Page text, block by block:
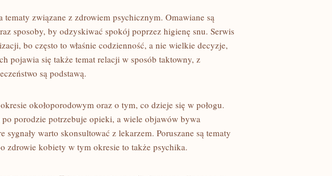
związane z zdrowiem psychicznym. Omawiane są
sposoby, by odzyskiwać spokój poprzez higienę snu. Serwis
bo często to właśnie codzienność, a nie wielkie decyzje,
pojawia się także temat relacji w sposób taktowny, z
są podstawą.
okołoporodowym oraz o tym, co dzieje się w połogu.
porodzie potrzebuje opieki, a wiele objawów bywa
sygnały warto skonsultować z lekarzem. Poruszane są tematy
zdrowie kobiety w tym okresie to także psychika.